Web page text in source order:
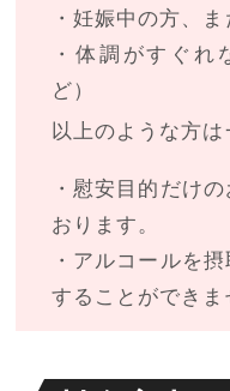
・妊娠中の方、
・体調がすぐ
ど）
以上のような方は
・慰安目的だけ
おります。
・アルコールを
することができま